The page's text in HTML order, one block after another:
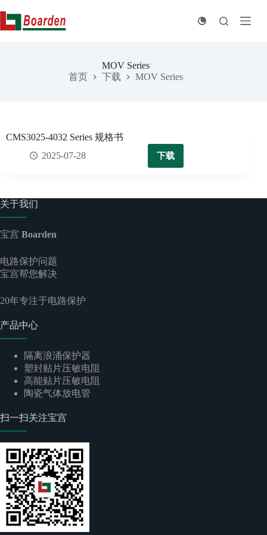
至
内
MOV Series
首页
下载 MOV Series
CMS3025-4032 Series 规格书
2025-07-28
下载
关于我们
宝宫 Boarden
电路保护问题
宝宫帮您解决
20年专注于电路保护
产品中心
隔离浪涌保护器
塑封贴片压敏电阻
高能贴片压敏电阻
陶瓷气体放电管
扫一扫关注宝宫